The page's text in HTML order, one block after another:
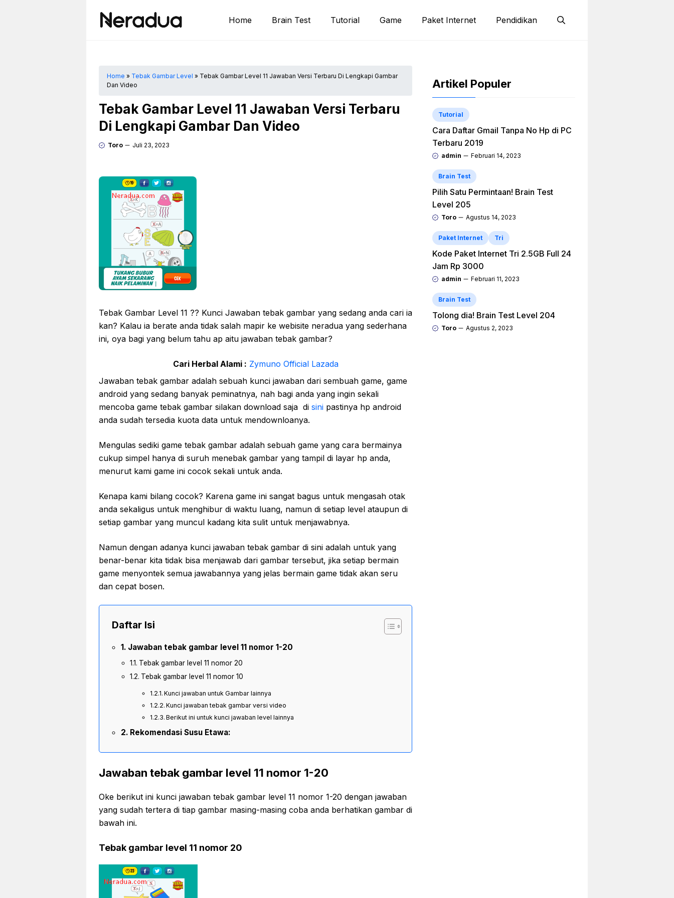
Home Brain Test Tutorial Game Paket Internet Pendidikan
Home » Tebak Gambar Level » Tebak Gambar Level 11 Jawaban Versi Terbaru Di Lengkapi Gambar
Dan Video
Tebak Gambar Level 11 Jawaban Versi Terbaru
Di Lengkapi Gambar Dan Video
Toro Juli 23, 2023
Tebak Gambar Level 11 ?? Kunci Jawaban tebak gambar yang sedang anda cari ia
kan? Kalau ia berate anda tidak salah mapir ke webisite neradua yang sederhana
ini, oya bagi yang belum tahu ap aitu jawaban tebak gambar?
Cari Herbal Alami : Zymuno Official Lazada
Jawaban tebak gambar adalah sebuah kunci jawaban dari sembuah game, game
android yang sedang banyak peminatnya, nah bagi anda yang ingin sekali
mencoba game tebak gambar silakan download saja di sini pastinya hp android
anda sudah tersedia kuota data untuk mendownloanya.
Mengulas sediki game tebak gambar adalah sebuah game yang cara bermainya
cukup simpel hanya di suruh menebak gambar yang tampil di layar hp anda,
menurut kami game ini cocok sekali untuk anda.
Kenapa kami bilang cocok? Karena game ini sangat bagus untuk mengasah otak
anda sekaligus untuk menghibur di waktu luang, namun di setiap level ataupun di
setiap gambar yang muncul kadang kita sulit untuk menjawabnya.
Namun dengan adanya kunci jawaban tebak gambar di sini adalah untuk yang
benar-benar kita tidak bisa menjawab dari gambar tersebut, jika setiap bermain
game menyontek semua jawabannya yang jelas bermain game tidak akan seru
dan cepat bosen.
Daftar Isi
Jawaban tebak gambar level 11 nomor 1-20
Tebak gambar level 11 nomor 20
Tebak gambar level 11 nomor 10
Kunci jawaban untuk Gambar lainnya
Kunci jawaban tebak gambar versi video
Berikut ini untuk kunci jawaban level lainnya
Rekomendasi Susu Etawa:
Jawaban tebak gambar level 11 nomor 1-20
Oke berikut ini kunci jawaban tebak gambar level 11 nomor 1-20 dengan jawaban
yang sudah tertera di tiap gambar masing-masing coba anda berhatikan gambar di
bawah ini.
Tebak gambar level 11 nomor 20
Artikel Populer
Tutorial
Cara Daftar Gmail Tanpa No Hp di PC
Terbaru 2019
admin Februari 14, 2023
Brain Test
Pilih Satu Permintaan! Brain Test
Level 205
Toro Agustus 14, 2023
Paket Internet Tri
Kode Paket Internet Tri 2.5GB Full 24
Jam Rp 3000
admin Februari 11, 2023
Brain Test
Tolong dia! Brain Test Level 204
Toro Agustus 2, 2023